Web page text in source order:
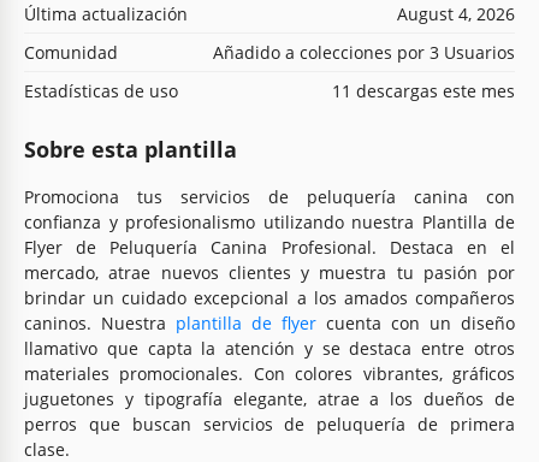
Última actualización
August 4, 2026
Comunidad
Añadido a colecciones por 3 Usuarios
Estadísticas de uso
11 descargas este mes
Sobre esta plantilla
Promociona tus servicios de peluquería canina con
confianza y profesionalismo utilizando nuestra Plantilla de
Flyer de Peluquería Canina Profesional. Destaca en el
mercado, atrae nuevos clientes y muestra tu pasión por
brindar un cuidado excepcional a los amados compañeros
caninos. Nuestra plantilla de flyer cuenta con un diseño
llamativo que capta la atención y se destaca entre otros
materiales promocionales. Con colores vibrantes, gráficos
juguetones y tipografía elegante, atrae a los dueños de
perros que buscan servicios de peluquería de primera
clase.